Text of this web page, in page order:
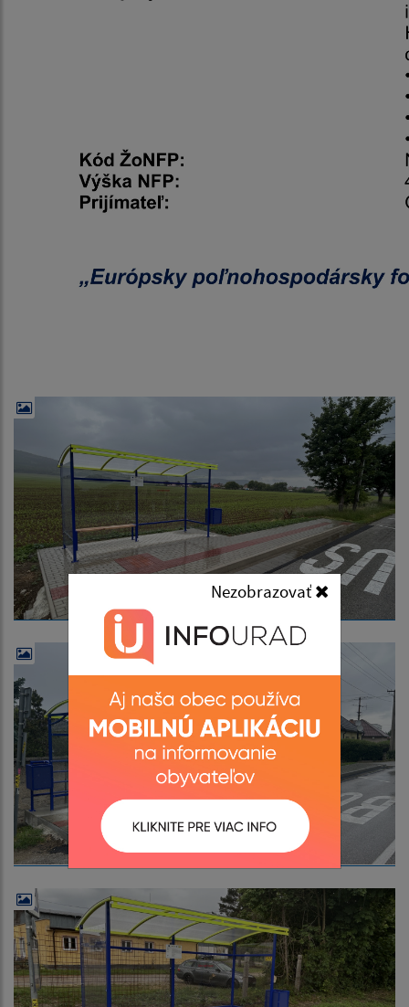
Nezobrazovať